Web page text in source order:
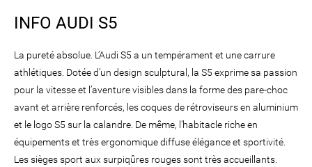
INFO AUDI S5
La pureté absolue. L’Audi S5 a un tempérament et une carrure
athlétiques. Dotée d’un design sculptural, la S5 exprime sa passion
pour la vitesse et l’aventure visibles dans la forme des pare-choc
avant et arrière renforcés, les coques de rétroviseurs en aluminium
et le logo S5 sur la calandre. De même, l’habitacle riche en
équipements et très ergonomique diffuse élégance et sportivité.
Les sièges sport aux surpiqûres rouges sont très accueillants.